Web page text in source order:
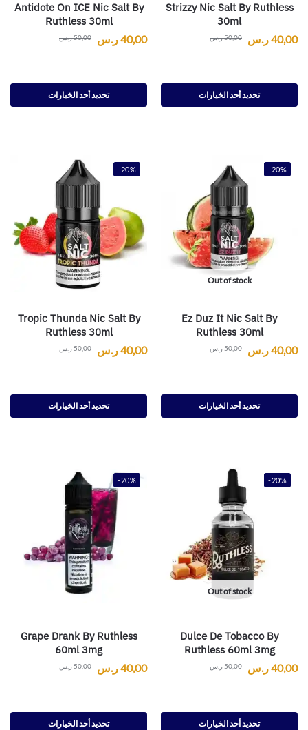
Strizzy Nic Salt By Ruthless
30ml
50,00ر.س 40,00ر.س
تحديد أحد الخيارات
Antidote On ICE Nic Salt By
Ruthless 30ml
50,00ر.س 40,00ر.س
تحديد أحد الخيارات
-20%
Out of stock
Ez Duz It Nic Salt By
Ruthless 30ml
50,00ر.س 40,00ر.س
تحديد أحد الخيارات
-20%
Tropic Thunda Nic Salt By
Ruthless 30ml
50,00ر.س 40,00ر.س
تحديد أحد الخيارات
-20%
Out of stock
Dulce De Tobacco By
Ruthless 60ml 3mg
50,00ر.س 40,00ر.س
تحديد أحد الخيارات
-20%
Grape Drank By Ruthless
60ml 3mg
50,00ر.س 40,00ر.س
تحديد أحد الخيارات